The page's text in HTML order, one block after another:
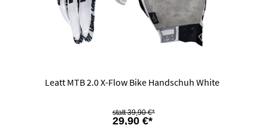
Leatt MTB 2.0 X-Flow Bike Handschuh White
29,90 €*
39,90 €*